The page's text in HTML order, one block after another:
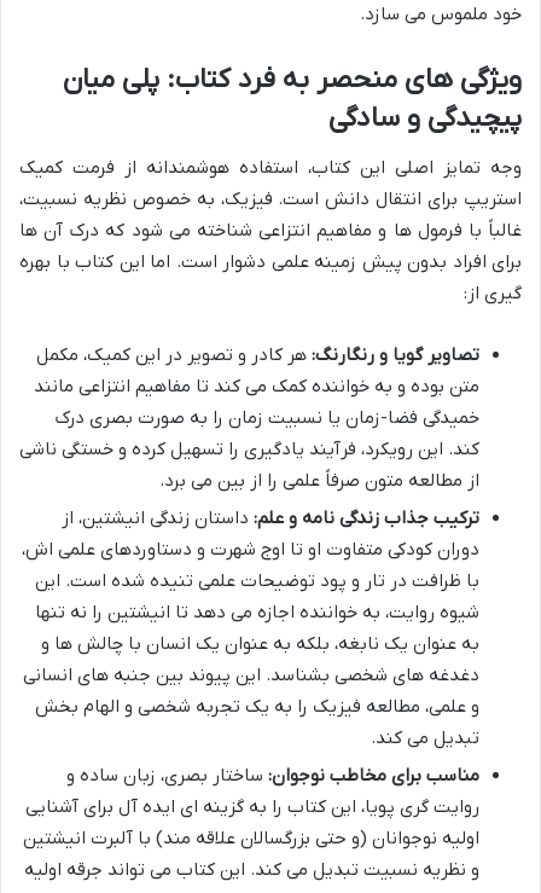
خود ملموس می سازد.
ویژگی های منحصر به فرد کتاب: پلی میان
پیچیدگی و سادگی
وجه تمایز اصلی این کتاب، استفاده هوشمندانه از فرمت کمیک
استریپ برای انتقال دانش است. فیزیک، به خصوص نظریه نسبیت،
غالباً با فرمول ها و مفاهیم انتزاعی شناخته می شود که درک آن ها
برای افراد بدون پیش زمینه علمی دشوار است. اما این کتاب با بهره
گیری از:
تصاویر گویا و رنگارنگ: هر کادر و تصویر در این کمیک، مکمل
متن بوده و به خواننده کمک می کند تا مفاهیم انتزاعی مانند
خمیدگی فضا-زمان یا نسبیت زمان را به صورت بصری درک
کند. این رویکرد، فرآیند یادگیری را تسهیل کرده و خستگی ناشی
از مطالعه متون صرفاً علمی را از بین می برد.
ترکیب جذاب زندگی نامه و علم: داستان زندگی انیشتین، از
دوران کودکی متفاوت او تا اوج شهرت و دستاوردهای علمی اش،
با ظرافت در تار و پود توضیحات علمی تنیده شده است. این
شیوه روایت، به خواننده اجازه می دهد تا انیشتین را نه تنها
به عنوان یک نابغه، بلکه به عنوان یک انسان با چالش ها و
دغدغه های شخصی بشناسد. این پیوند بین جنبه های انسانی
و علمی، مطالعه فیزیک را به یک تجربه شخصی و الهام بخش
تبدیل می کند.
مناسب برای مخاطب نوجوان: ساختار بصری، زبان ساده و
روایت گری پویا، این کتاب را به گزینه ای ایده آل برای آشنایی
اولیه نوجوانان (و حتی بزرگسالان علاقه مند) با آلبرت انیشتین
و نظریه نسبیت تبدیل می کند. این کتاب می تواند جرقه اولیه